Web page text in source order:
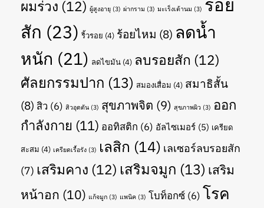
ผมร่วง (12) ผู้สูงอายุ (3) ผ่ากราม (3) มะเร็งเต้านม (3) รอย
สัก (23) ริ้วรอย (4) ร้อยไหม (8) ลดน้ำ
หนัก (21) ลดไขมัน (4) ลบรอยสัก (12)
ศัลยกรรมปาก (13) สมองเสื่อม (4) สมาธิสั้น
(8) สิว (6) สิวอุดตัน (3) สุขภาพจิต (9) สุขภาพผิว (3) ออก
กำลังกาย (11) ออทิสติก (6) อัลไซเมอร์ (5) เครียด
สะสม (4) เครียดเรื้อรัง (3) เลสิก (14) เลเซอร์ลบรอยสัก
(7) เสริมคาง (12) เสริมจมูก (13) เสริม
หน้าอก (10) แก้จมูก (3) แพนิค (3) โบท็อกซ์ (6) โรค